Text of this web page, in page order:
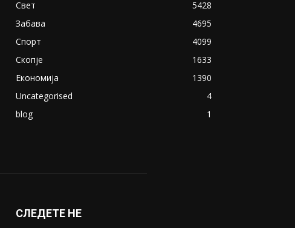
Свет
5428
Забава
4695
Спорт
4099
Скопје
1633
Економија
1390
Uncategorised
4
blog
1
СЛЕДЕТЕ НЕ